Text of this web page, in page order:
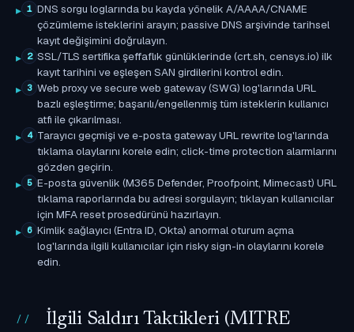
1 DNS sorgu loglarında bu kayda yönelik A/AAAA/CNAME
çözümleme isteklerini arayın; passive DNS arşivinde tarihsel
kayıt değişimini doğrulayın.
2 SSL/TLS sertifika şeffaflık günlüklerinde (crt.sh, censys.io) ilk
kayıt tarihini ve eşleşen SAN girdilerini kontrol edin.
3 Web proxy ve secure web gateway (SWG) log'larında URL
bazlı eşleştirme; başarılı/engellenmiş tüm isteklerin kullanıcı
atfı ile çıkarılması.
4 Tarayıcı geçmişi ve e-posta gateway URL rewrite log'larında
tıklama olaylarını korele edin; click-time protection alarmlarını
gözden geçirin.
5 E-posta güvenlik (M365 Defender, Proofpoint, Mimecast) URL
tıklama raporlarında bu adresi sorgulayın; tıklayan kullanıcılar
için MFA reset prosedürünü hazırlayın.
6 Kimlik sağlayıcı (Entra ID, Okta) anormal oturum açma
log'larında ilgili kullanıcılar için risky sign-in olaylarını korele
edin.
İlgili Saldırı Taktikleri (MITRE